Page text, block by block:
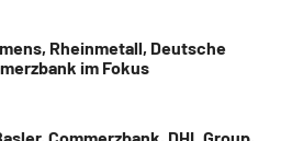
Rheinmetall, Deutsche
im Fokus
Commerzbank, DHL Group,